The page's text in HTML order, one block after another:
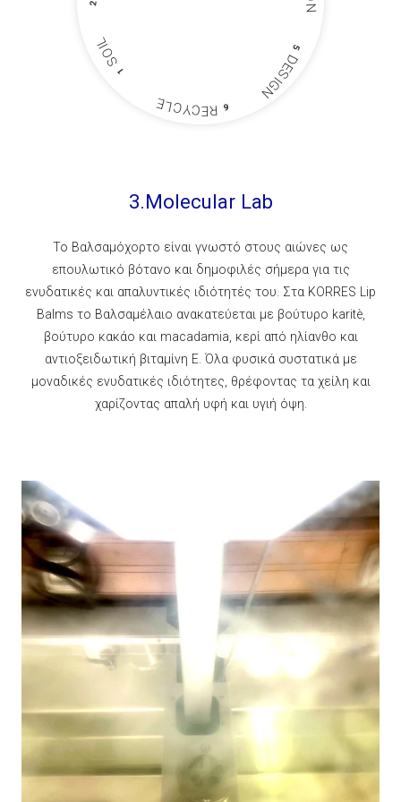
1
S
O
I
L
2 N
5
D
E
S
I
G
N
6
R
E
C
Y
C
L
E
3.Molecular Lab
Το Βαλσαμόχορτο είναι γνωστό στους αιώνες ως
επουλωτικό βότανο και δημοφιλές σήμερα για τις
ενυδατικές και απαλυντικές ιδιότητές του. Στα KORRES Lip
Balms το Βαλσαμέλαιο ανακατεύεται με βούτυρο karitè,
βούτυρο κακάο και macadamia, κερί από ηλίανθο και
αντιοξειδωτική βιταμίνη Ε. Όλα φυσικά συστατικά με
μοναδικές ενυδατικές ιδιότητες, θρέφοντας τα χείλη και
χαρίζοντας απαλή υφή και υγιή όψη.